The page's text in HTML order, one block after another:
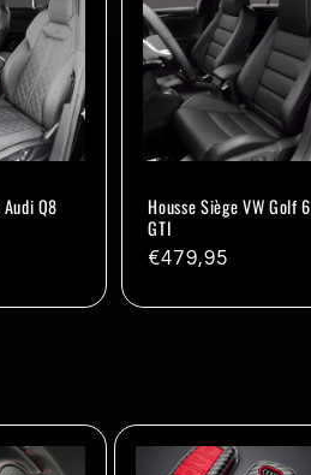
Q8
Housse Siège VW Golf 6
GTI
Prix
€479,95